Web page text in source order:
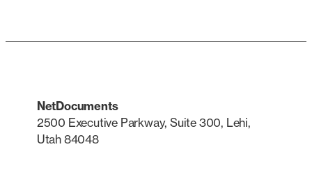
NetDocuments
2500 Executive Parkway, Suite 300, Lehi,
Utah 84048